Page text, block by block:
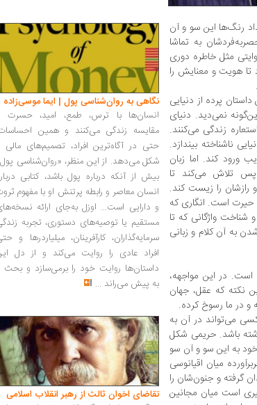
رنگ‌ها این سو و آن
به تماشا
مثل خاطره دوری
تا هویت و معنایش را
داستان پرده از دنیایی
نمی‌دید. دنیای
زندگی می‌کنند.
ناشناخته بیندازد.
ورود کند. اما زبان
تلاش می‌کند تا
و رازشان را زیست کند.
حیرت است. انگاری که
واژگانی که تا
به آن کلام و زبانی
در این مواجهه،
نکته که عقل، جهان
و در ما رسوخ کرده.
می‌تواند در آن به
باشد. حریمی شکل
خود به این سو و آن سو
میان اقیانوسی
گرفته و جنون‌شان را
است میان مجانین
نگاهی به روان‌شناسی پول | ایما موسی‌زاده
انسان‌ها با ترس، طمع، امید، حسرت
مقایسه زندگی می‌کنند و همین
حتی در آگاه‌ترین افراد، تصمیم‌های مالی
شکل می‌دهد. از این منظر، «روان‌شناسی
بیش از آنکه درباره پول باشد، کتابی
انسان معاصر و رابطه پرتنش او با مفهوم
و دارایی است... اوزل به‌جای ارائه
مستقیم یا توصیه‌های دستوری، تجربه
سرمایه‌گذاران، کارآفرینان، میلیاردرها و
افراد عادی را روایت می‌کند و از دل
داستان‌ها روایت خود را برمی‌سازد و بحث
به پیش می‌راند ...
تقاضای اخوان ثالث از رهبر انقلاب اسلامی